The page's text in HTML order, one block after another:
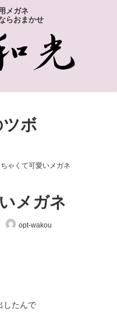
メガネ
らおまかせ
ボ
ゃくて可愛いメガネ
メガネ
opt-wakou
したんで